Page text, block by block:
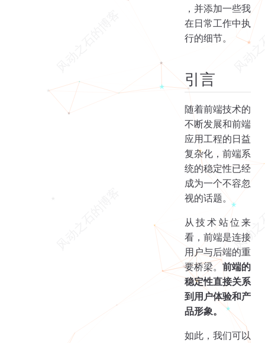
业务需求快速变化
详细建设方案
，并添加一些我
在日常工作中执
行的细节。
引言
随着前端技术的
不断发展和前端
应用工程的日益
复杂化，前端系
统的稳定性已经
成为一个不容忽
视的话题。
从技术站位来
看，前端是连接
用户与后端的重
要桥梁。 前端的
稳定性直接关系
到用户体验和产
品形象。
如此，我们可以